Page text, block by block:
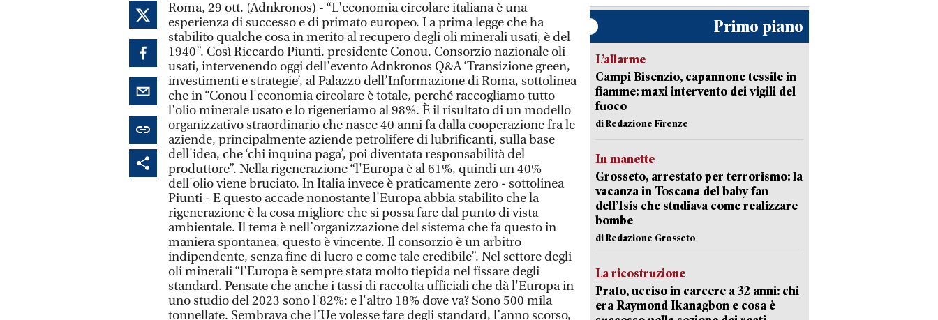
Roma, 29 ott. (Adnkronos) - “L'economia circolare italiana è una
esperienza di successo e di primato europeo. La prima legge che ha
stabilito qualche cosa in merito al recupero degli oli minerali usati, è del
1940”. Così Riccardo Piunti, presidente Conou, Consorzio nazionale oli
usati, intervenendo oggi dell'evento Adnkronos Q&A ‘Transizione green,
investimenti e strategie’, al Palazzo dell’Informazione di Roma, sottolinea
che in “Conou l'economia circolare è totale, perché raccogliamo tutto
l'olio minerale usato e lo rigeneriamo al 98%. È il risultato di un modello
organizzativo straordinario che nasce 40 anni fa dalla cooperazione fra le
aziende, principalmente aziende petrolifere di lubrificanti, sulla base
dell'idea, che ‘chi inquina paga’, poi diventata responsabilità del
produttore”. Nella rigenerazione “l'Europa è al 61%, quindi un 40%
dell'olio viene bruciato. In Italia invece è praticamente zero - sottolinea
Piunti - E questo accade nonostante l'Europa abbia stabilito che la
rigenerazione è la cosa migliore che si possa fare dal punto di vista
ambientale. Il tema è nell’organizzazione del sistema che fa questo in
maniera spontanea, questo è vincente. Il consorzio è un arbitro
indipendente, senza fine di lucro e come tale credibile”. Nel settore degli
oli minerali “l'Europa è sempre stata molto tiepida nel fissare degli
standard. Pensate che anche i tassi di raccolta ufficiali che dà l'Europa in
uno studio del 2023 sono l'82%: e l'altro 18% dove va? Sono 500 mila
tonnellate. Sembrava che l’Ue volesse fare degli standard, l’anno scorso,
Primo piano
L’allarme
Campi Bisenzio, capannone tessile in
fiamme: maxi intervento dei vigili del
fuoco
di Redazione Firenze
In manette
Grosseto, arrestato per terrorismo: la
vacanza in Toscana del baby fan
dell’Isis che studiava come realizzare
bombe
di Redazione Grosseto
La ricostruzione
Prato, ucciso in carcere a 32 anni: chi
era Raymond Ikanagbon e cosa è